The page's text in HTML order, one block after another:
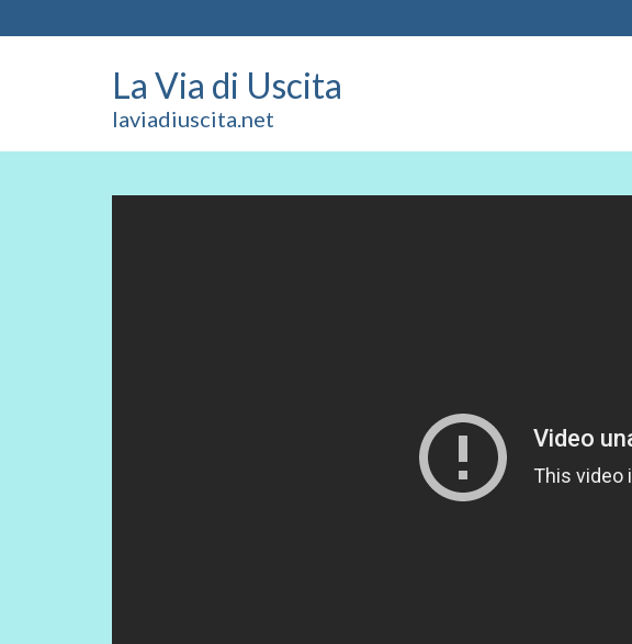
La Via di Uscita
laviadiuscita.net